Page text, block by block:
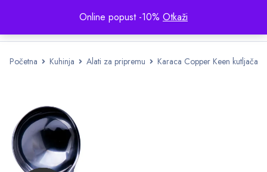
Online popust -10% Otkaži
Početna Kuhinja Alati za pripremu Karaca Copper Keen kutljača